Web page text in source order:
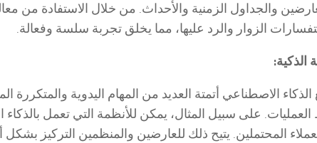
والجداول الزمنية والأحداث. من خلال الاستفادة من
الزوار والرد عليها، مما يخلق تجربة سلسة وفعالة.
الاصطناعي أتمتة العديد من المهام اليدوية والمتكررة
على سبيل المثال، يمكن للأنظمة التي تعمل
المحتملين. يتيح ذلك للعارضين والمنظمين التركيز